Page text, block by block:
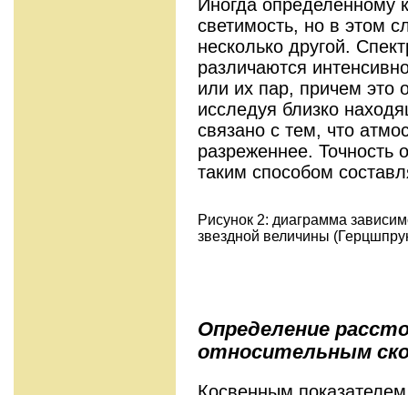
Иногда определенному
светимость, но в этом
несколько другой.
различаются
или их пар, причем это
исследуя близко
связано с тем, что
разреженнее. Точность
таким способом
Рисунок 2: диаграмма
звездной величины
Определение
относительным